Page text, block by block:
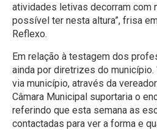
atividades letivas decorram com
possível ter nesta altura”, frisa
Reflexo.
Em relação à testagem dos
ainda por diretrizes do município.
via município, através da
Câmara Municipal suportaria o
referindo que esta semana as
contactadas para ver a forma e